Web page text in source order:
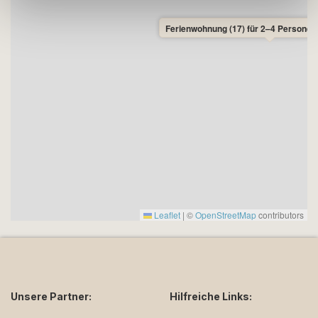
Ferienwohnung (17) für 2–4
Leaflet | ©OpenStreetMapcontributors
Unsere Partner: Hilfreiche Links: